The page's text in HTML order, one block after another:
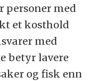
personer med
et kosthold
med
betyr lavere
og fisk enn